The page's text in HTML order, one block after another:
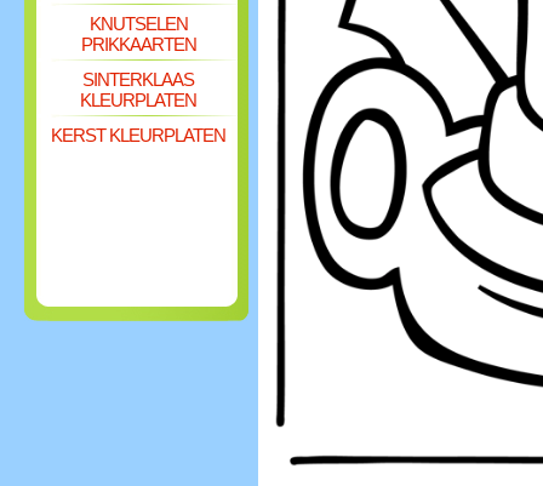
KNUTSELEN
PRIKKAARTEN
SINTERKLAAS
KLEURPLATEN
KERST KLEURPLATEN